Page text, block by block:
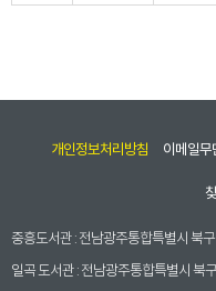
개인정보처리방침 이메일무
중흥도서관 : 전남광주통합특별시 북
일곡 도서관 : 전남광주통합특별시 북